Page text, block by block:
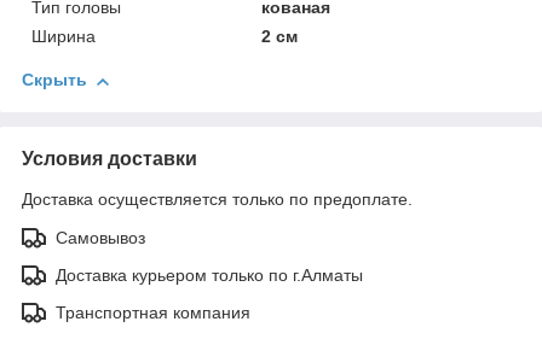
Тип головы
кованая
Ширина
2 см
Скрыть
Условия доставки
Доставка осуществляется только по предоплате.
Самовывоз
Доставка курьером только по г.Алматы
Транспортная компания